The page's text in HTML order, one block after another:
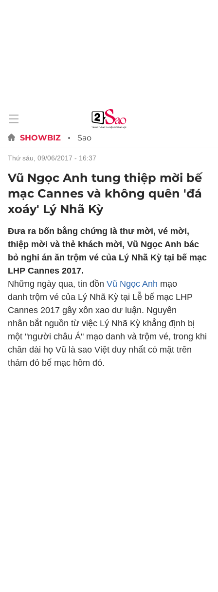
SHOWBIZ Sao
thứ sáu, 09/06/2017 - 16:37
Vũ Ngọc Anh tung thiệp mời bế
mạc Cannes và không quên 'đá
xoáy' Lý Nhã Kỳ
Đưa ra bốn bằng chứng là thư mời, vé mời,
thiệp mời và thẻ khách mời, Vũ Ngọc Anh bác
bỏ nghi án ăn trộm vé của Lý Nhã Kỳ tại bế mạc
LHP Cannes 2017.
Những ngày qua, tin đồn Vũ Ngọc Anh mạo
danh trộm vé của Lý Nhã Kỳ tại Lễ bế mạc LHP
Cannes 2017 gây xôn xao dư luận. Nguyên
nhân bắt nguồn từ việc Lý Nhã Kỳ khẳng định bị
một "người châu Á" mạo danh và trộm vé, trong khi
chân dài họ Vũ là sao Việt duy nhất có mặt trên
thảm đỏ bế mạc hôm đó.